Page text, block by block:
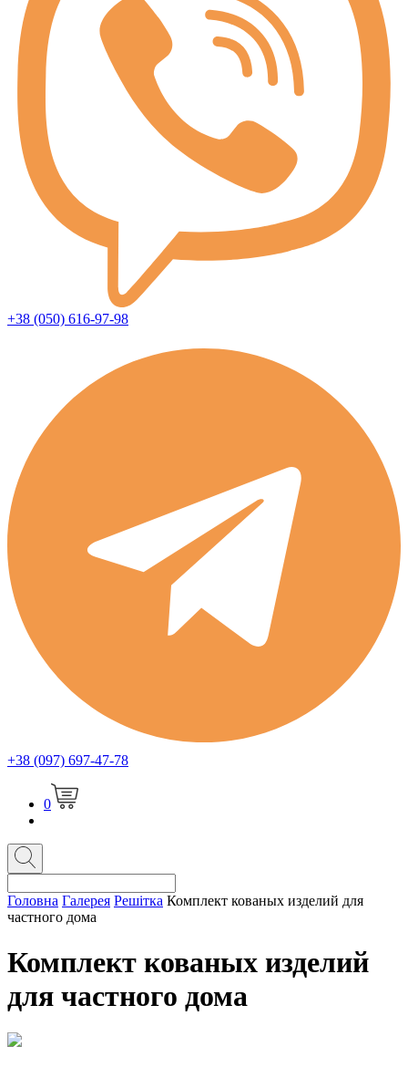
+38 (050) 616-97-98
+38 (097) 697-47-78
0
Головна Галерея Решітка Комплект кованых изделий для
частного дома
Комплект кованых изделий
для частного дома